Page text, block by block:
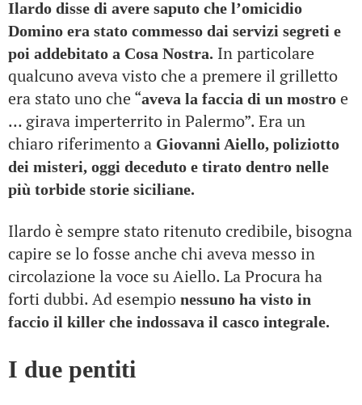
Ilardo disse di avere saputo che l’omicidio
Domino era stato commesso dai servizi segreti e
poi addebitato a Cosa Nostra. In particolare
qualcuno aveva visto che a premere il grilletto
era stato uno che “aveva la faccia di un mostro e
… girava imperterrito in Palermo”. Era un
chiaro riferimento a Giovanni Aiello, poliziotto
dei misteri, oggi deceduto e tirato dentro nelle
più torbide storie siciliane.
Ilardo è sempre stato ritenuto credibile, bisogna
capire se lo fosse anche chi aveva messo in
circolazione la voce su Aiello. La Procura ha
forti dubbi. Ad esempio nessuno ha visto in
faccio il killer che indossava il casco integrale.
I due pentiti